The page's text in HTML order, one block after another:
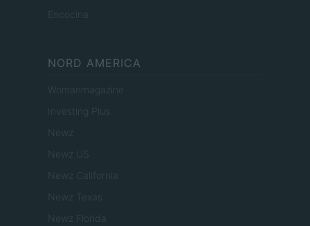
Encocina
NORD AMERICA
Womanmagazine
Investing Plus
Newz
Newz US
Newz California
Newz Texas
Newz Florida